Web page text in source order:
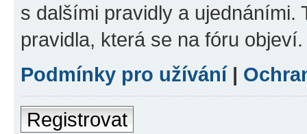
s dalšími pravidly a ujednáními.
pravidla, která se na fóru objeví.
Podmínky pro užívání|
Registrovat